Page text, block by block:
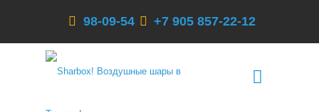
98-09-54 +7 905 857-22-12